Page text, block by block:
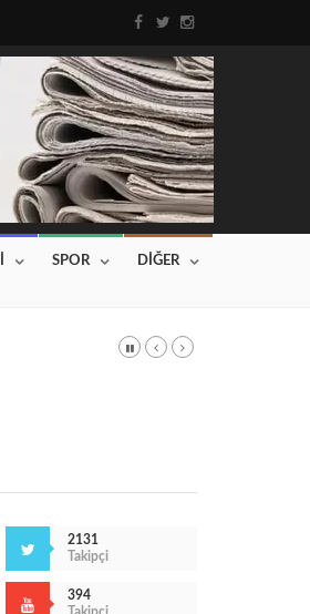
SPOR DİĞER
2131
Takipçi
394